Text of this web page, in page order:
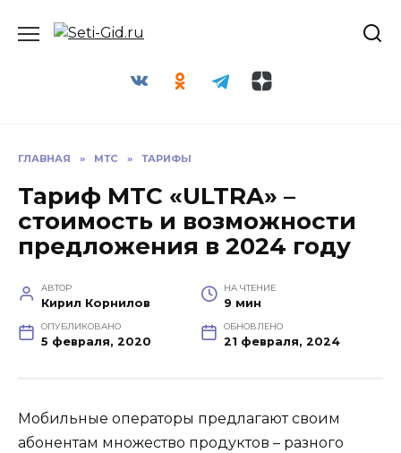
ГЛАВНАЯ » МТС » ТАРИФЫ
Тариф МТС «ULTRA» –
стоимость и возможности
предложения в 2024 году
АВТОР
Кирил Корнилов
НА ЧТЕНИЕ
9 мин
ОПУБЛИКОВАНО
5 февраля, 2020
ОБНОВЛЕНО
21 февраля, 2024
Мобильные операторы предлагают своим
абонентам множество продуктов – разного